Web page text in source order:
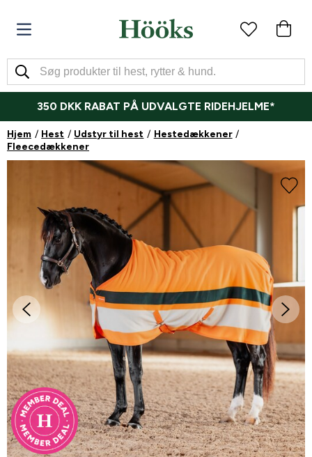
350 DKK RABAT PÅ UDVALGTE RIDEHJELME*
Hjem Hest Udstyr til hest
Hestedækkener
Fleecedækkener